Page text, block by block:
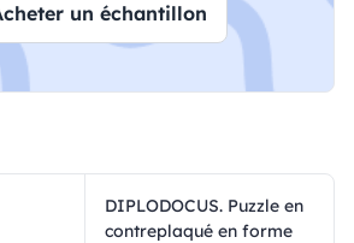
un échantillon
DIPLODOCUS. Puzzle en
contreplaqué en forme